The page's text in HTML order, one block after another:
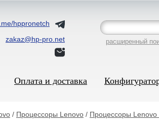
hppronetch
zakaz@hp-pro.net
расширенный
Оплата и доставка
/ Процессоры Lenovo / Процессоры Lenovo